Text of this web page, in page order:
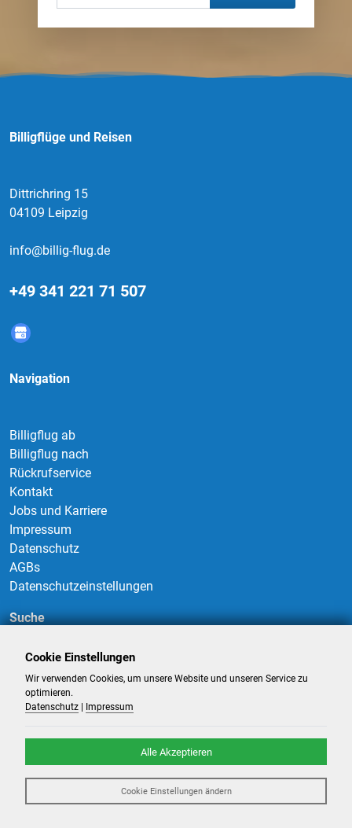
Billigflüge und Reisen
Dittrichring 15
04109 Leipzig
info@billig-flug.de
+49 341 221 71 507
Navigation
Billigflug ab
Billigflug nach
Rückrufservice
Kontakt
Jobs und Karriere
Impressum
Datenschutz
AGBs
Datenschutzeinstellungen
Suche
Suchen
Billigflüge und Reisen- Alle Rechte reserviert. -
powered by ATeO-Travel
Cookie Einstellungen
Wir verwenden Cookies, um unsere Website und unseren Service zu
optimieren.
Datenschutz
Impressum
Alle Akzeptieren
Cookie Einstellungen ändern